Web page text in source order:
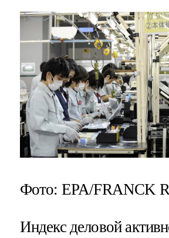
Фото: EPA/FRANCK
Индекс деловой